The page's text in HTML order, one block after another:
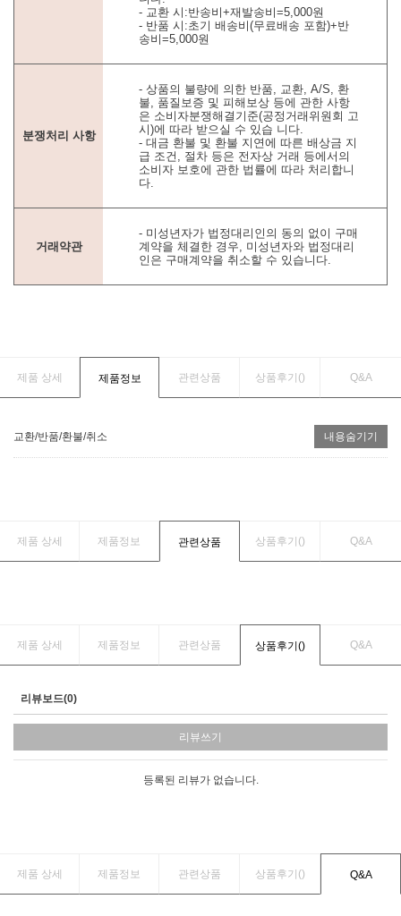
- 교환 시:반송비+재발송비=5,000원
- 반품 시:초기 배송비(무료배송 포함)+반
송비=5,000원
분쟁처리 사항
- 상품의 불량에 의한 반품, 교환, A/S, 환
불, 품질보증 및 피해보상 등에 관한 사항
은 소비자분쟁해결기준(공정거래위원회 고
시)에 따라 받으실 수 있습 니다.
- 대금 환불 및 환불 지연에 따른 배상금 지
급 조건, 절차 등은 전자상 거래 등에서의
소비자 보호에 관한 법률에 따라 처리합니
다.
거래약관
- 미성년자가 법정대리인의 동의 없이 구매
계약을 체결한 경우, 미성년자와 법정대리
인은 구매계약을 취소할 수 있습니다.
제품 상세 제품정보 관련상품 상품후기() Q&A
교환/반품/환불/취소 내용숨기기
제품 상세 제품정보 관련상품 상품후기() Q&A
제품 상세 제품정보 관련상품 상품후기() Q&A
리뷰보드(0)
리뷰쓰기
등록된 리뷰가 없습니다.
제품 상세 제품정보 관련상품 상품후기() Q&A